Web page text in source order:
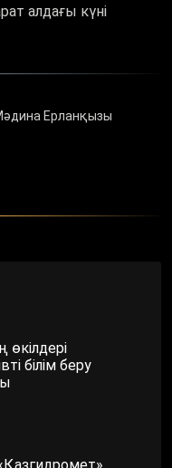
алдағы күні
Ерланқызы
білім беру